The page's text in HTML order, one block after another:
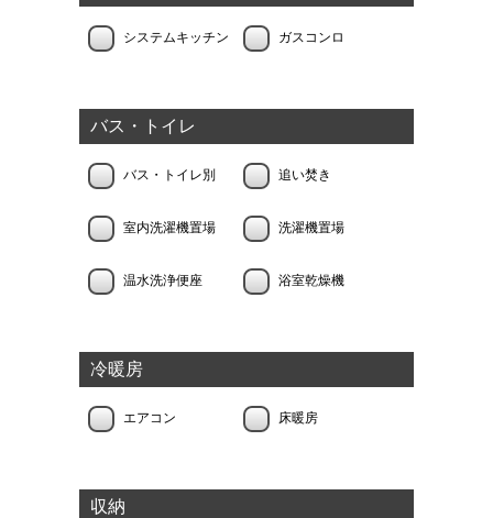
システムキッチン ガスコンロ
バス・トイレ
バス・トイレ別 追い焚き
室内洗濯機置場 洗濯機置場
温水洗浄便座 浴室乾燥機
冷暖房
エアコン 床暖房
収納